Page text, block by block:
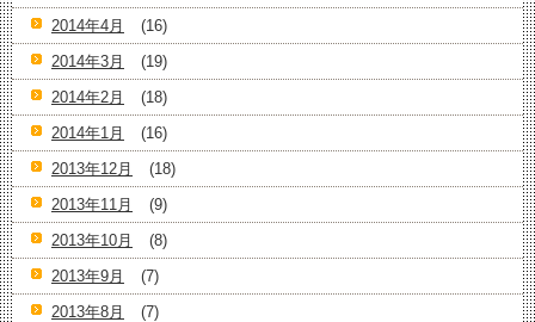
2014年4月
(16)
2014年3月
(19)
2014年2月
(18)
2014年1月
(16)
2013年12月
(18)
2013年11月
(9)
2013年10月
(8)
2013年9月
(7)
2013年8月
(7)